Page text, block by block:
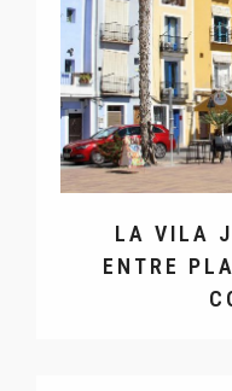
LA VILA
ENTRE